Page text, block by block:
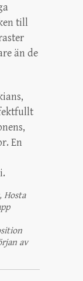
till
än de
Hosta
av